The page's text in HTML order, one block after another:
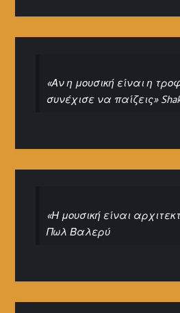
«Αν η μουσική είναι η
συνέχισε να παίζεις»
«Η μουσική είναι
Πωλ Βαλερύ